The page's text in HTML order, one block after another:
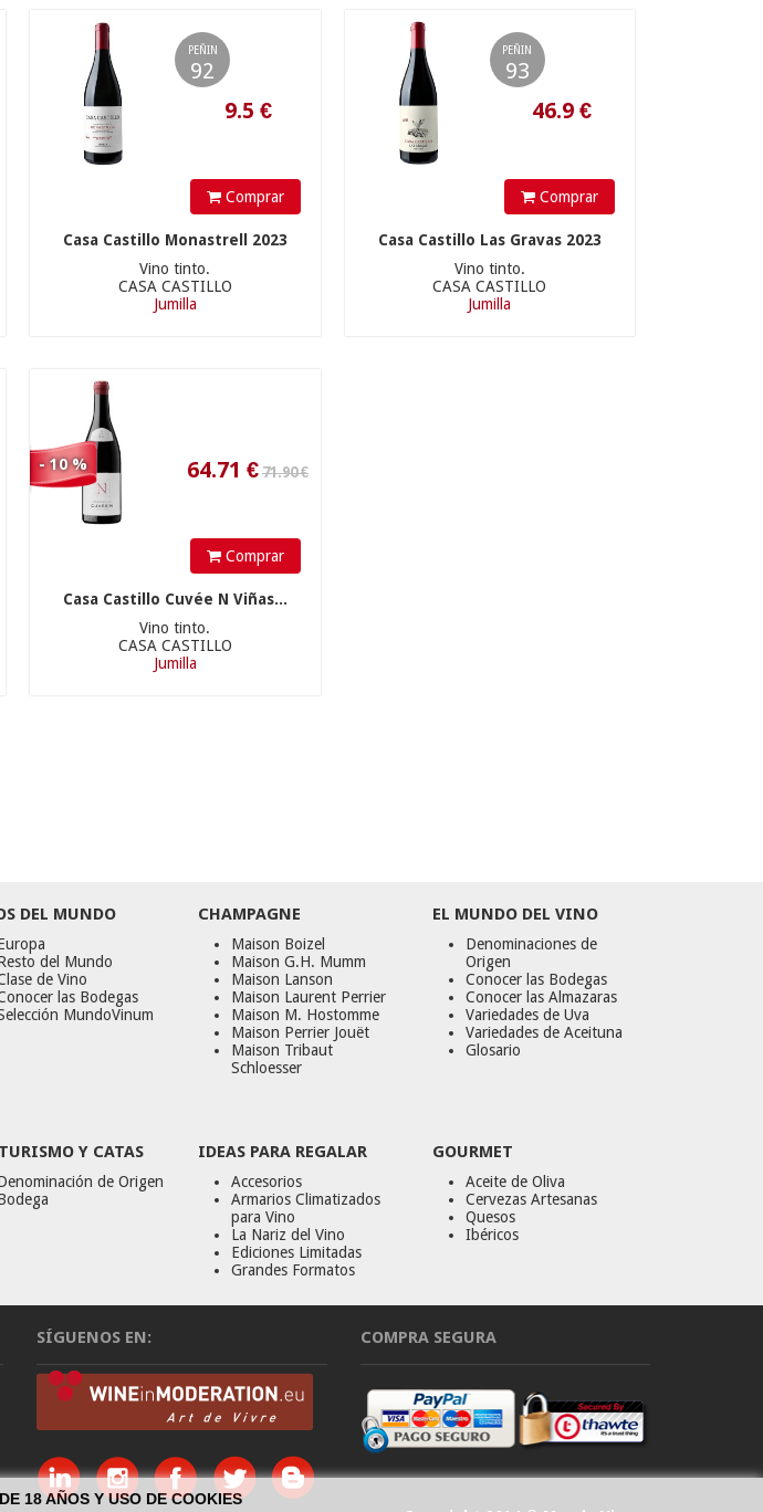
PEÑIN
92
Comprar
Casa Castillo Monastrell 2023
Vino tinto.
CASA CASTILLO
Jumilla
PEÑIN
93
Comprar
Casa Castillo Las Gravas 2023
Vino tinto.
CASA CASTILLO
Jumilla
- 10 %
Comprar
Casa Castillo Cuvée N Viñas...
Vino tinto.
CASA CASTILLO
Jumilla
DEL MUNDO
del Mundo
de Vino
las Bodegas
MundoVinum
CHAMPAGNE
Maison Boizel
Maison G.H. Mumm
Maison Lanson
Maison Laurent Perrier
Maison M. Hostomme
Maison Perrier Jouët
Maison Tribaut
Schloesser
EL MUNDO DEL VINO
Denominaciones de
Origen
Conocer las Bodegas
Conocer las Almazaras
Variedades de Uva
Variedades de Aceituna
Glosario
Y CATAS
de Origen
IDEAS PARA REGALAR
Accesorios
Armarios Climatizados
para Vino
La Nariz del Vino
Ediciones Limitadas
Grandes Formatos
GOURMET
Aceite de Oliva
Cervezas Artesanas
Quesos
Ibéricos
SÍGUENOS EN: COMPRA SEGURA
18 AÑOS Y USO DE COOKIES